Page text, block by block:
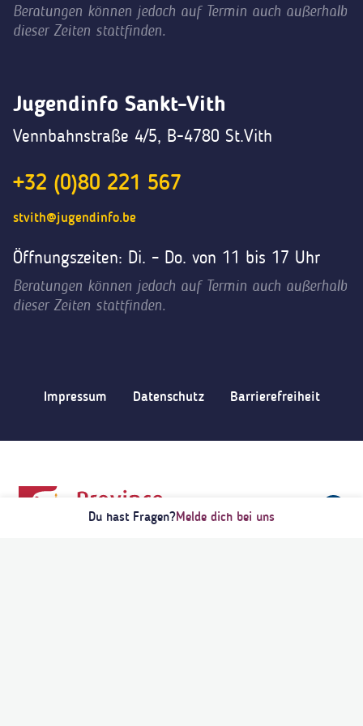
Beratungen können jedoch auf Termin auch außerhalb
dieser Zeiten stattfinden.
Jugendinfo Sankt-Vith
Vennbahnstraße 4/5, B-4780 St.Vith
+32 (0)80 221 567
stvith@jugendinfo.be
Öffnungszeiten: Di. – Do. von 11 bis 17 Uhr
Beratungen können jedoch auf Termin auch außerhalb
dieser Zeiten stattfinden.
Impressum Datenschutz Barrierefreiheit
Du hast Fragen?Melde dich bei uns